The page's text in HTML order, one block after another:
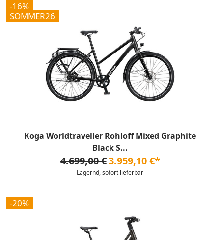
-16%
SOMMER26
Koga Worldtraveller Rohloff Mixed Graphite
Black S...
4.699,00 €3.959,10 €*
Lagernd, sofort lieferbar
-20%